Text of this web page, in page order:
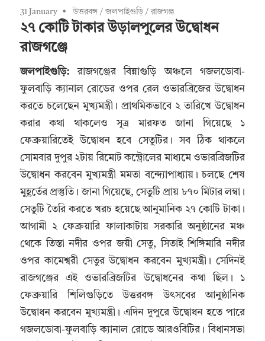
31 January উত্তরবঙ্গ /জলপাইগুড়ি /রাজগঞ্জ
২৭ কোটি টাকার উড়ালপুলের উদ্বোধন
রাজগঞ্জে
জলপাইগুড়ি: রাজগঞ্জের বিন্নাগুড়ি অঞ্চলে গজলডোবা-
ফুলবাড়ি ক্যানাল রোডের ওপর রেল ওভারব্রিজের উদ্বোধন
করতে চলেছেন মুখ্যমন্ত্রী। প্রাথমিকভাবে ২ তারিখে উদ্বোধন
করার কথা থাকলেও সূত্র মারফত জানা গিয়েছে ১
ফেব্রুয়ারিতেই উদ্বোধন হবে সেতুটির। সব ঠিক থাকলে
সোমবার দুপুর ২টায় রিমোট কন্ট্রোলের মাধ্যমে ওভারব্রিজটির
উদ্বোধন করবেন মুখ্যমন্ত্রী মমতা বন্দ্যোপাধ্যায়। চলছে শেষ
মুহূর্তের প্রস্তুতি। জানা গিয়েছে, সেতুটি প্রায় ৮৭০ মিটার লম্বা।
সেতুটি তৈরি করতে খরচ হয়েছে আনুমানিক ২৭ কোটি টাকা।
আগামী ২ ফেব্রুয়ারি ফালাকাটায় সরকারি অনুষ্ঠানের মঞ্চ
থেকে তিস্তা নদীর ওপর জয়ী সেতু, সিতাই শিঙ্গিমারি নদীর
ওপর কামেশ্বরী সেতুর উদ্বোধন করবেন মুখ্যমন্ত্রী। সেদিনই
রাজগঞ্জের এই ওভারব্রিজটির উদ্বোধনের কথা ছিল। ১
ফেব্রুয়ারি শিলিগুড়িতে উত্তরবঙ্গ উৎসবের আনুষ্ঠানিক
উদ্বোধন করবেন মুখ্যমন্ত্রী। এদিন দুপুরে উদ্বোধন হতে পারে
গজলডোবা-ফুলবাড়ি ক্যানাল রোডে আরওবিটির। বিধানসভা